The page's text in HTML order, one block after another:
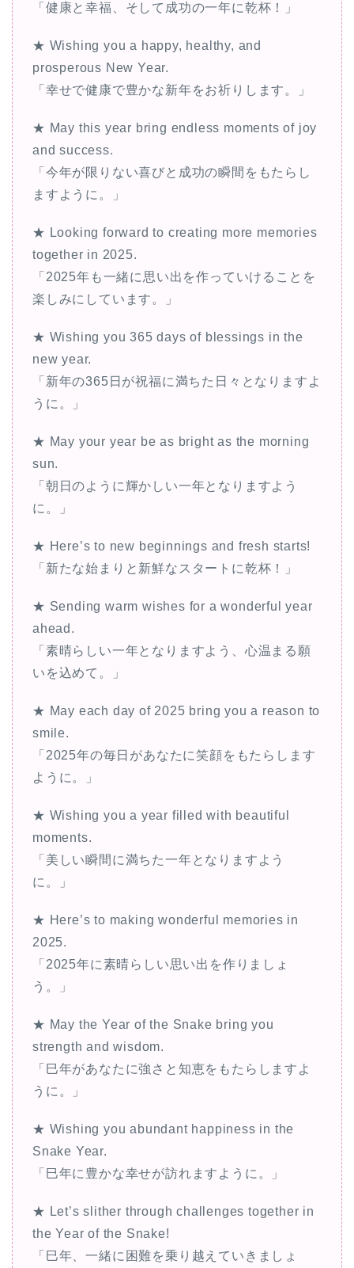
「健康と幸福、そして成功の一年に乾杯！」
★ Wishing you a happy, healthy, and
prosperous New Year.
「幸せで健康で豊かな新年をお祈りします。」
★ May this year bring endless moments of joy
and success.
「今年が限りない喜びと成功の瞬間をもたらし
ますように。」
★ Looking forward to creating more memories
together in 2025.
「2025年も一緒に思い出を作っていけることを
楽しみにしています。」
★ Wishing you 365 days of blessings in the
new year.
「新年の365日が祝福に満ちた日々となりますよ
うに。」
★ May your year be as bright as the morning
sun.
「朝日のように輝かしい一年となりますよう
に。」
★ Here’s to new beginnings and fresh starts!
「新たな始まりと新鮮なスタートに乾杯！」
★ Sending warm wishes for a wonderful year
ahead.
「素晴らしい一年となりますよう、心温まる願
いを込めて。」
★ May each day of 2025 bring you a reason to
smile.
「2025年の毎日があなたに笑顔をもたらします
ように。」
★ Wishing you a year filled with beautiful
moments.
「美しい瞬間に満ちた一年となりますよう
に。」
★ Here’s to making wonderful memories in
2025.
「2025年に素晴らしい思い出を作りましょ
う。」
★ May the Year of the Snake bring you
strength and wisdom.
「巳年があなたに強さと知恵をもたらしますよ
うに。」
★ Wishing you abundant happiness in the
Snake Year.
「巳年に豊かな幸せが訪れますように。」
★ Let’s slither through challenges together in
the Year of the Snake!
「巳年、一緒に困難を乗り越えていきましょ